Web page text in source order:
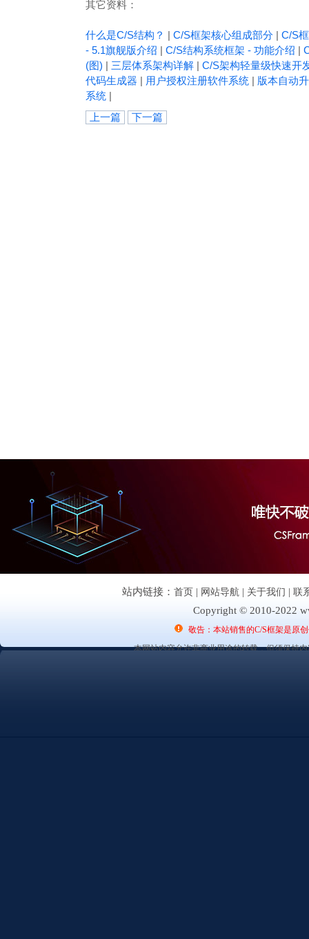
其它资料：
什么是C/S结构？ | C/S框架核心组成部分 | C/S
- 5.1旗舰版介绍 | C/S结构系统框架 - 功能介绍 |
(图) | 三层体系架构详解 | C/S架构轻量级快速开
代码生成器 | 用户授权注册软件系统 | 版本自动
系统 |
上一篇
下一篇
站内链接： 首页 | 网站导航 | 关于我们 | 联
Copyright © 2010-2022
敬告：本站销售的C/S框架是原
本网站内容允许非商业用途的转载，但须保持